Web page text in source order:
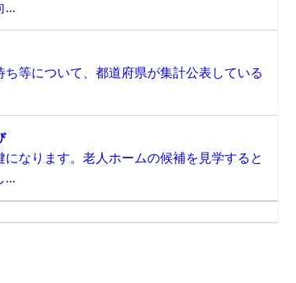
...
等について、都道府県が集計公表している
なります。老人ホームの候補を見学すると
...